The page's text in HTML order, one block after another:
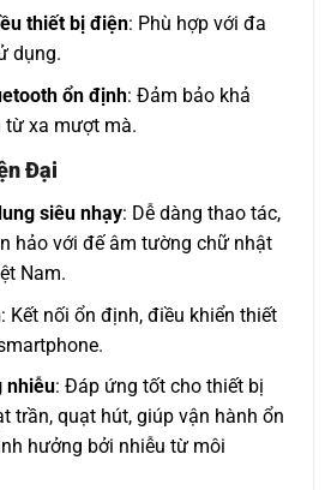
thiết bị điện: Phù hợp với đa
dụng.
ổn định: Đảm bảo khả
từ xa mượt mà.
Đại
siêu nhạy: Dễ dàng thao tác,
hảo với đế âm tường chữ nhật
Nam.
: Kết nối ổn định, điều khiển thiết
nhiễu: Đáp ứng tốt cho thiết bị
trần, quạt hút, giúp vận hành ổn
hưởng bởi nhiễu từ môi